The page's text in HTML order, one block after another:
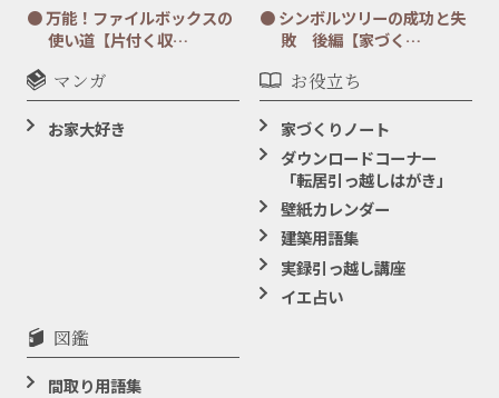
万能！ファイルボックスの
使い道【片付く収…
シンボルツリーの成功と失
敗 後編【家づく…
マンガ
お家大好き
お役立ち
家づくりノート
ダウンロードコーナー
「転居引っ越しはがき」
壁紙カレンダー
建築用語集
実録引っ越し講座
イエ占い
図鑑
間取り用語集